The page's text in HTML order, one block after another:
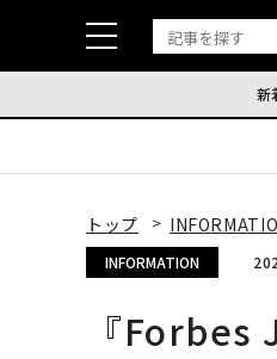
新
トップ
INFORMATION
『Forbes